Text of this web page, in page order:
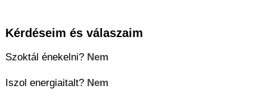
Kérdéseim és válaszaim
Szoktál énekelni? Nem
Iszol energiaitalt? Nem